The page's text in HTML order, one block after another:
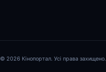
© 2026 Кінопортал. Усі права захищено.